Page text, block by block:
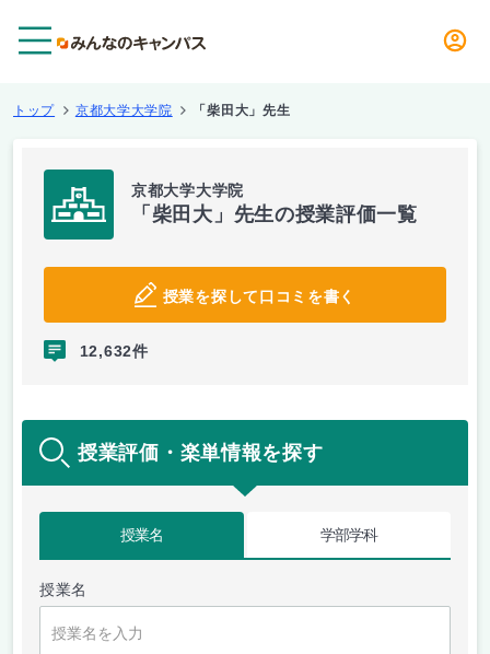
トップ 京都大学大学院 「柴田大」先生
京都大学大学院
「柴田大」先生の授業評価一覧
授業を探して口コミを書く
12,632件
授業評価・楽単情報を探す
授業名 学部学科
授業名